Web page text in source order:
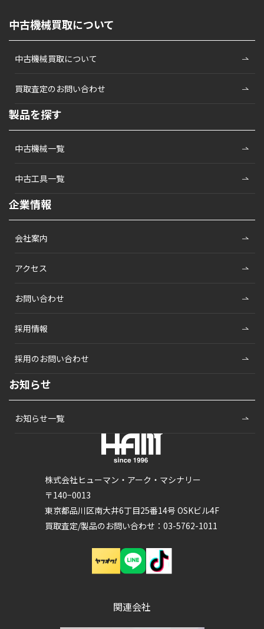
株式会社ヒューマン・アーク・マシナリー
〒140−0013
東京都品川区南大井6丁目25番14号 OSKビル4F
買取査定/製品のお問い合わせ：03-5762-1011
中古機械買取について
中古機械買取について
買取査定のお問い合わせ
製品を探す
中古機械一覧
中古工具一覧
企業情報
会社案内
アクセス
お問い合わせ
採用情報
採用のお問い合わせ
お知らせ
お知らせ一覧
関連会社